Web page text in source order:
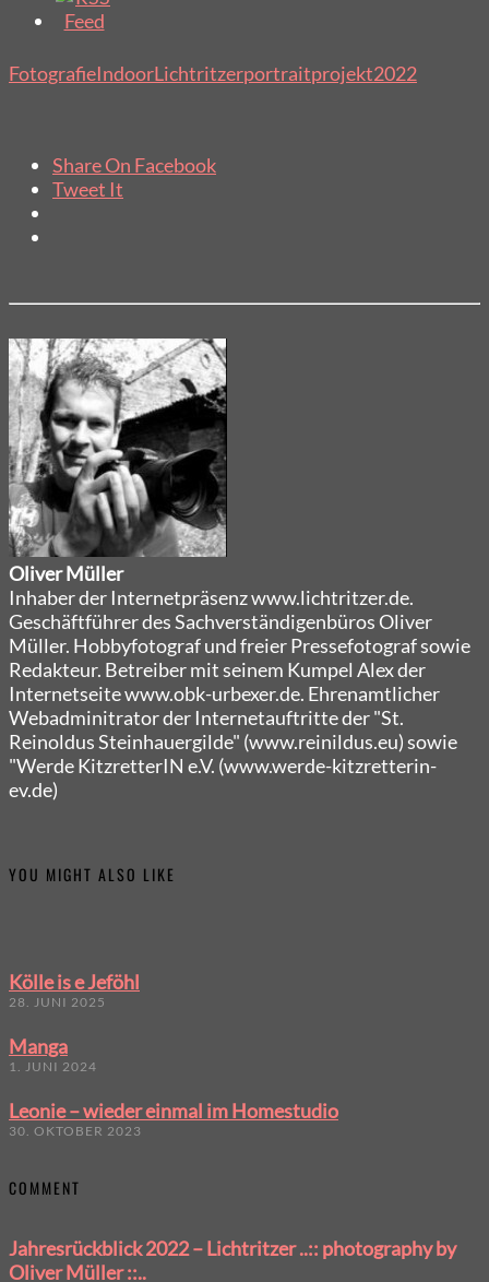
FotografieIndoorLichtritzerportraitprojekt2022
Share On Facebook
Tweet It
Oliver Müller
Inhaber der Internetpräsenz www.lichtritzer.de.
Geschäftführer des Sachverständigenbüros Oliver
Müller. Hobbyfotograf und freier Pressefotograf sowie
Redakteur. Betreiber mit seinem Kumpel Alex der
Internetseite www.obk-urbexer.de. Ehrenamtlicher
Webadminitrator der Internetauftritte der "St.
Reinoldus Steinhauergilde" (www.reinildus.eu) sowie
"Werde KitzretterIN e.V. (www.werde-kitzretterin-
ev.de)
YOU MIGHT ALSO LIKE
Kölle is e Jeföhl
28. JUNI 2025
Manga
1. JUNI 2024
Leonie – wieder einmal im Homestudio
30. OKTOBER 2023
COMMENT
Jahresrückblick 2022 – Lichtritzer ..:: photography by
Oliver Müller ::..